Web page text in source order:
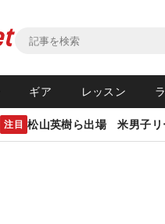
ギア レッスン
注目 松山英樹ら出場 米男子リ